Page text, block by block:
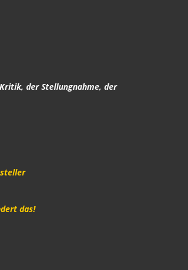
der Stellungnahme, der
das!